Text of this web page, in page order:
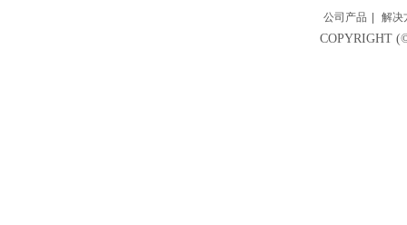
公司产品 解决
COPYRIGHT